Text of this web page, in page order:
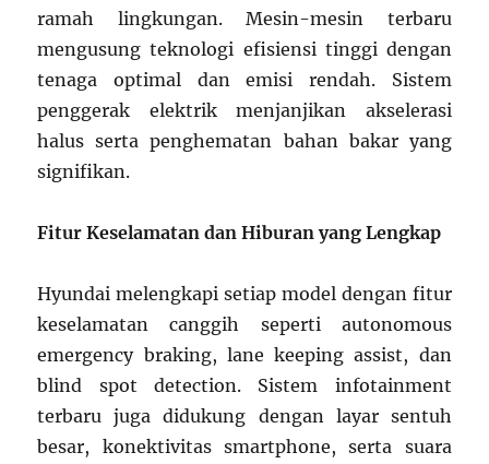
ramah lingkungan. Mesin-mesin terbaru
mengusung teknologi efisiensi tinggi dengan
tenaga optimal dan emisi rendah. Sistem
penggerak elektrik menjanjikan akselerasi
halus serta penghematan bahan bakar yang
signifikan.
Fitur Keselamatan dan Hiburan yang Lengkap
Hyundai melengkapi setiap model dengan fitur
keselamatan canggih seperti autonomous
emergency braking, lane keeping assist, dan
blind spot detection. Sistem infotainment
terbaru juga didukung dengan layar sentuh
besar, konektivitas smartphone, serta suara